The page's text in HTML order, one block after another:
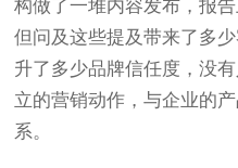
构做了一堆内容发布，报告
但问及这些提及带来了多
升了多少品牌信任度，没
立的营销动作，与企业的
系。